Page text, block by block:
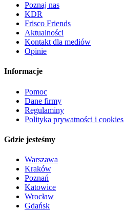
Poznaj nas
KDR
Frisco Friends
Aktualności
Kontakt dla mediów
Opinie
Informacje
Pomoc
Dane firmy
Regulaminy
Polityka prywatności i cookies
Gdzie jesteśmy
Warszawa
Kraków
Poznań
Katowice
Wrocław
Gdańsk